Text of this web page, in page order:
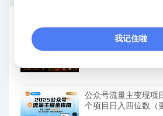
名人语录短视频教学
公众号流量主变现项
个项目日入四位数（
我记住啦